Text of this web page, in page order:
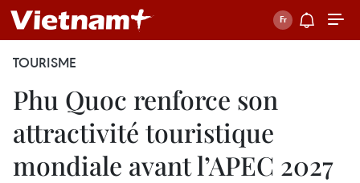
TOURISME
Phu Quoc renforce son
attractivité touristique
mondiale avant l’APEC 2027